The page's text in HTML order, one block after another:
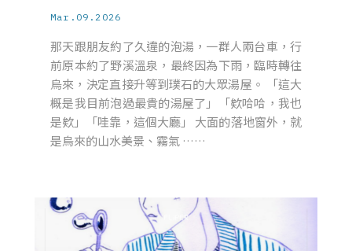
Mar.09.2026
那天跟朋友約了久違的泡湯，一群人兩台車，行
前原本約了野溪溫泉，最終因為下雨，臨時轉往
烏來，決定直接升等到璞石的大眾湯屋。 「這大
概是我目前泡過最貴的湯屋了」「欸哈哈，我也
是欸」「哇靠，這個大廳」 大面的落地窗外，就
是烏來的山水美景、霧氣 ……